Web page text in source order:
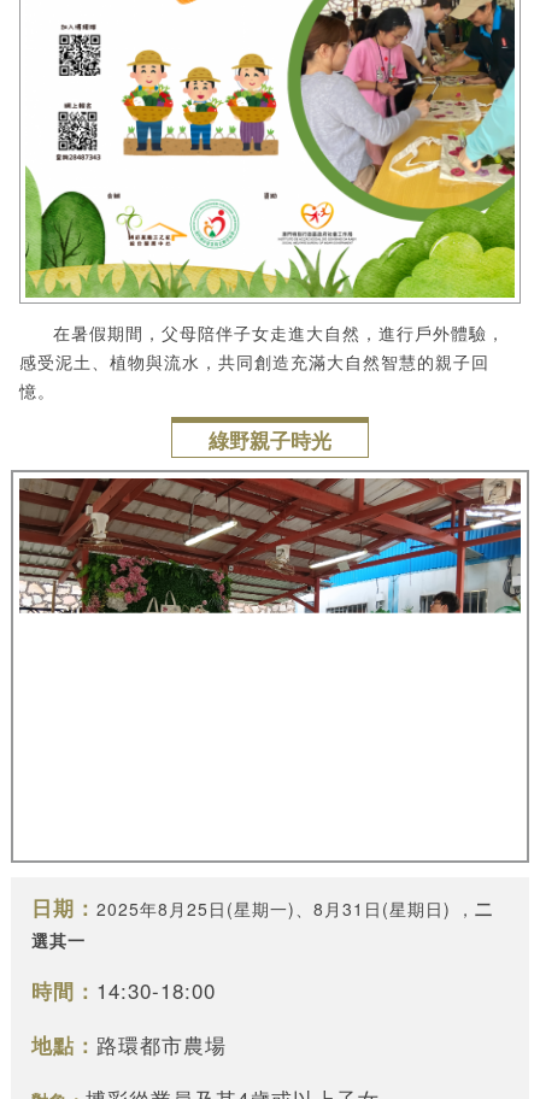
在暑假期間，父母陪伴子女走進大自然，進行戶外體驗，
感受泥土、植物與流水，共同創造充滿大自然智慧的親子回
憶。
綠野親子時光
日期： 2025年8月25日(星期一)、8月31日(星期日) ， 二
選其一
時間： 14:30-18:00
地點： 路環都市農場